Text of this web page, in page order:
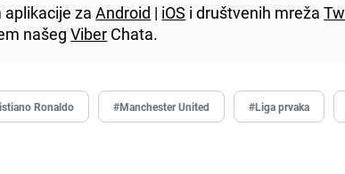
aplikacije zaAndroid | iOS i društvenih mreža
našegViber Chata.
Ronaldo #Manchester United #Liga prvaka